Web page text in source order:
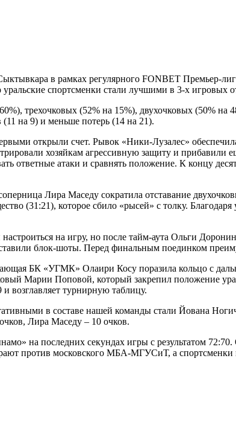
в рамках регулярного FONBET Премьер-
спортсменки стали лучшими в 3-х игровых
трехочковых (52% на 15%), двухочковых (50% на
на 9) и меньше потерь (14 на 21).
открыли счет. Рывок «Ники-Лузалес»
хозяйкам агрессивную защиту и прибавили
ответные атаки и сравнять положение. К концу
Лира Маседу сократила отставание
(31:21), которое сбило «рысей» с толку.
на игру, но после тайм-аута Ольги
блок-шоты. Перед финальным поединком
БК «УГМК» Олаири Косу поразила кольцо с
Марии Поповой, который закрепил положение
возглавляет турнирную таблицу.
в составе нашей команды стали Йована
Лира Маседу – 10 очков.
на последних секундах игры с результатом
против московского МБА-МГУСиТ, а